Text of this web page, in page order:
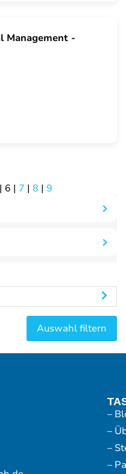
Management -
| 6 | 7 | 8 | 9
–
–
–
–